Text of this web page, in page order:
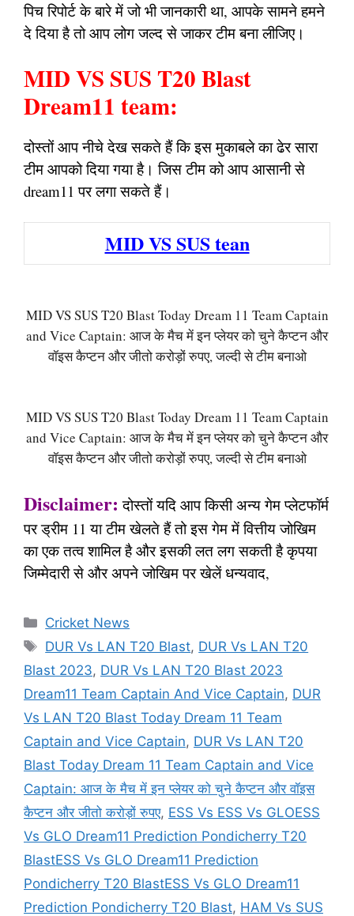
पिच रिपोर्ट के बारे में जो भी जानकारी था, आपके सामने हमने
दे दिया है तो आप लोग जल्द से जाकर टीम बना लीजिए।
MID VS SUS T20 Blast
Dream11 team:
दोस्तों आप नीचे देख सकते हैं कि इस मुकाबले का ढेर सारा
टीम आपको दिया गया है। जिस टीम को आप आसानी से
dream11 पर लगा सकते हैं।
MID VS SUS tean
MID VS SUS T20 Blast Today Dream 11 Team Captain
and Vice Captain: आज के मैच में इन प्लेयर को चुने कैप्टन और
वॉइस कैप्टन और जीतो करोड़ों रुपए, जल्दी से टीम बनाओ
MID VS SUS T20 Blast Today Dream 11 Team Captain
and Vice Captain: आज के मैच में इन प्लेयर को चुने कैप्टन और
वॉइस कैप्टन और जीतो करोड़ों रुपए, जल्दी से टीम बनाओ
Disclaimer: दोस्तों यदि आप किसी अन्य गेम प्लेटफॉर्म
पर ड्रीम 11 या टीम खेलते हैं तो इस गेम में वित्तीय जोखिम
का एक तत्व शामिल है और इसकी लत लग सकती है कृपया
जिम्मेदारी से और अपने जोखिम पर खेलें धन्यवाद,
Categories
Cricket News
Tags
DUR Vs LAN T20 Blast, DUR Vs LAN T20
Blast 2023, DUR Vs LAN T20 Blast 2023
Dream11 Team Captain And Vice Captain, DUR
Vs LAN T20 Blast Today Dream 11 Team
Captain and Vice Captain, DUR Vs LAN T20
Blast Today Dream 11 Team Captain and Vice
Captain: आज के मैच में इन प्लेयर को चुने कैप्टन और वॉइस
कैप्टन और जीतो करोड़ों रुपए, ESS Vs ESS Vs GLOESS
Vs GLO Dream11 Prediction Pondicherry T20
BlastESS Vs GLO Dream11 Prediction
Pondicherry T20 BlastESS Vs GLO Dream11
Prediction Pondicherry T20 Blast, HAM Vs SUS